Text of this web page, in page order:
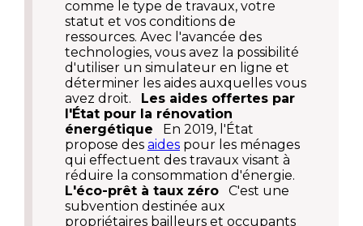
comme le type de travaux, votre
statut et vos conditions de
ressources. Avec l'avancée des
technologies, vous avez la possibilité
d'utiliser un simulateur en ligne et
déterminer les aides auxquelles vous
avez droit. Les aides offertes par
l'État pour la rénovation
énergétique En 2019, l'État
propose des aides pour les ménages
qui effectuent des travaux visant à
réduire la consommation d'énergie.
L'éco-prêt à taux zéro C'est une
subvention destinée aux
propriétaires bailleurs et occupants